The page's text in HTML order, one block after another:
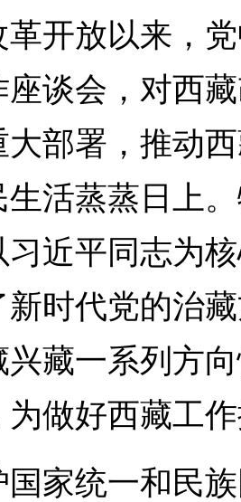
开放以来，
谈会，对西
部署，推动
活蒸蒸日上
习近平同志为
时代党的治
兴藏一系列方
做好西藏工作
统一和民族